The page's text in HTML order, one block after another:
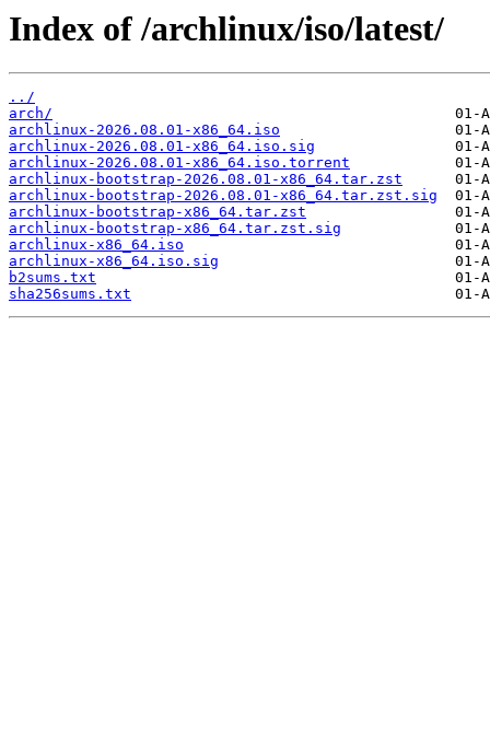
Index of /archlinux/iso/latest/
../
arch/
archlinux-2026.08.01-x86_64.iso
archlinux-2026.08.01-x86_64.iso.sig
archlinux-2026.08.01-x86_64.iso.torrent
archlinux-bootstrap-2026.08.01-x86_64.tar.zst
archlinux-bootstrap-2026.08.01-x86_64.tar.zst.sig
archlinux-bootstrap-x86_64.tar.zst
archlinux-bootstrap-x86_64.tar.zst.sig
archlinux-x86_64.iso
archlinux-x86_64.iso.sig
b2sums.txt
sha256sums.txt